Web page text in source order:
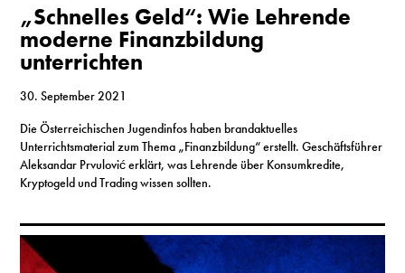
„Schnelles Geld“: Wie Lehrende
moderne Finanzbildung
unterrichten
30. September 2021
Die Österreichischen Jugendinfos haben brandaktuelles
Unterrichtsmaterial zum Thema „Finanzbildung“ erstellt. Geschäftsführer
Aleksandar Prvulović erklärt, was Lehrende über Konsumkredite,
Kryptogeld und Trading wissen sollten.